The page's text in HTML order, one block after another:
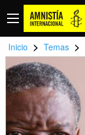
Inicio > Temas >